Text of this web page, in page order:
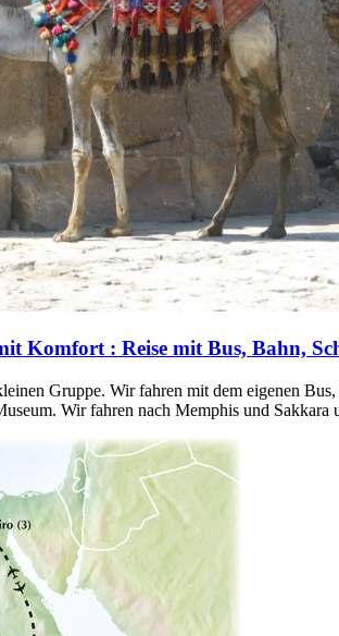
Komfort : Reise mit Bus, Bahn,
Gruppe. Wir fahren mit dem eigenen
Wir fahren nach Memphis und